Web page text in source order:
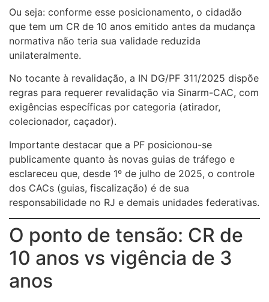
Ou seja: conforme esse posicionamento, o cidadão
que tem um CR de 10 anos emitido antes da mudança
normativa não teria sua validade reduzida
unilateralmente.
No tocante à revalidação, a IN DG/PF 311/2025 dispõe
regras para requerer revalidação via Sinarm-CAC, com
exigências específicas por categoria (atirador,
colecionador, caçador).
Importante destacar que a PF posicionou-se
publicamente quanto às novas guias de tráfego e
esclareceu que, desde 1º de julho de 2025, o controle
dos CACs (guias, fiscalização) é de sua
responsabilidade no RJ e demais unidades federativas.
O ponto de tensão: CR de
10 anos vs vigência de 3
anos